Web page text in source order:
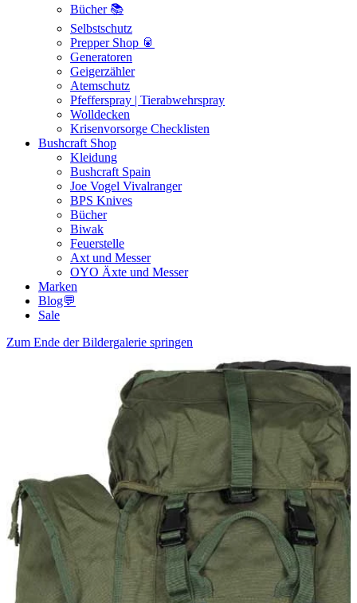
Bücher 📚
Selbstschutz
Prepper Shop 🥫
Generatoren
Geigerzähler
Atemschutz
Pfefferspray | Tierabwehrspray
Wolldecken
Krisenvorsorge Checklisten
Bushcraft Shop
Kleidung
Bushcraft Spain
Joe Vogel Vivalranger
BPS Knives
Bücher
Biwak
Feuerstelle
Axt und Messer
OYO Äxte und Messer
Marken
Blog💬
Sale
Zum Ende der Bildergalerie springen